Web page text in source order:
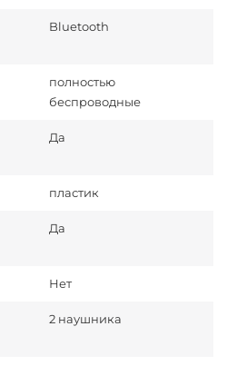
Bluetooth
полностью
беспроводные
Да
пластик
Да
Нет
2 наушника